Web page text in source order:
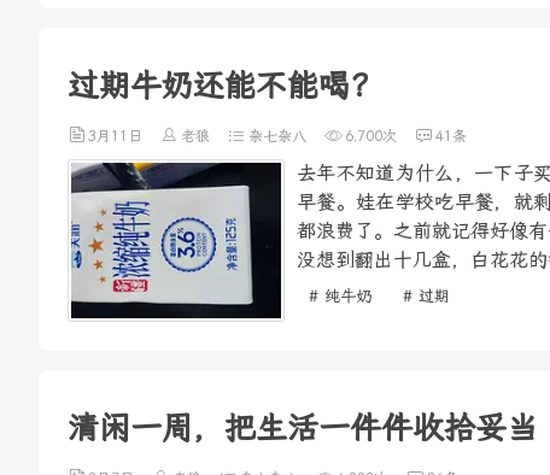
过期牛奶还能不能喝？
3月11日 老狼 杂七杂八 6,700次 41条
去年不知道为什么，一下子
早餐。娃在学校吃早餐，就
都浪费了。之前就记得好像
没想到翻出十几盒，白花花
# 纯牛奶 # 过期
清闲一周，把生活一件件收拾妥当